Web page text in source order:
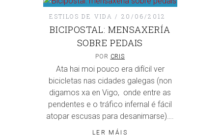
ESTILOS DE VIDA 20/06/2012
BICIPOSTAL: MENSAXERÍA
SOBRE PEDAIS
POR CRIS
Ata hai moi pouco era difícil ver
bicicletas nas cidades galegas (non
digamos xa en Vigo, onde entre as
pendentes e o tráfico infernal é fácil
atopar escusas para desanimarse)….
LER MÁIS